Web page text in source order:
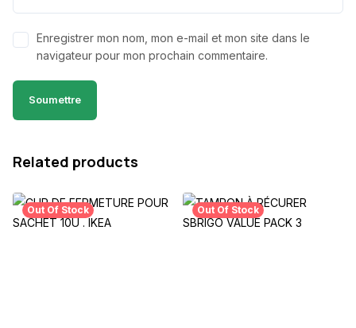
Enregistrer mon nom, mon e-mail et mon site dans le
navigateur pour mon prochain commentaire.
Related products
Out Of Stock Out Of Stock